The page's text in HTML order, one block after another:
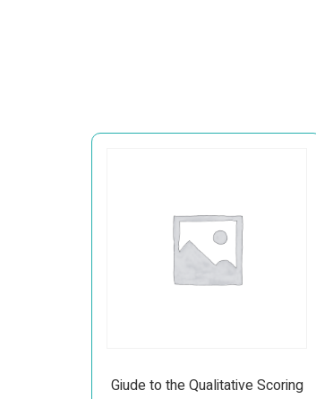
Giude to the Qualitative Scoring